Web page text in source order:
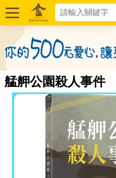
艋舺公園殺人事件